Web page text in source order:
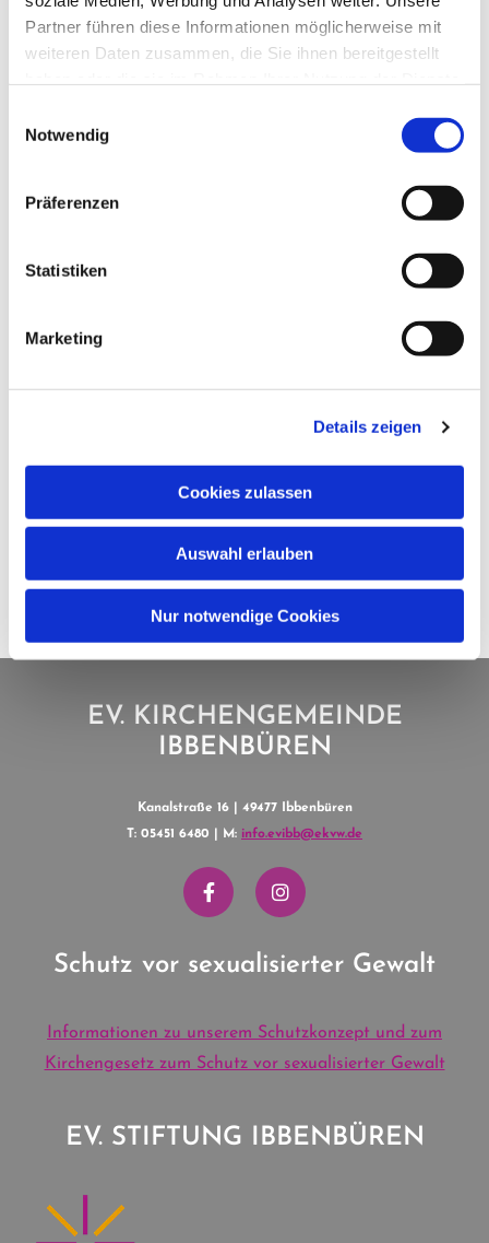
Partner führen diese Informationen möglicherweise mit
weiteren Daten zusammen, die Sie ihnen bereitgestellt
Notwendig
Präferenzen
Statistiken
Marketing
Details zeigen
Cookies zulassen
Auswahl erlauben
Nur notwendige Cookies
interessieren
EV. KIRCHENGEMEINDE
IBBENBÜREN
Kanalstraße 16 | 49477 Ibbenbüren
T: 05451 6480 | M: info.evibb@ekvw.de
Schutz vor sexualisierter Gewalt
Informationen zu unserem Schutzkonzept und zum
Kirchengesetz zum Schutz vor sexualisierter Gewalt
EV. STIFTUNG IBBENBÜREN